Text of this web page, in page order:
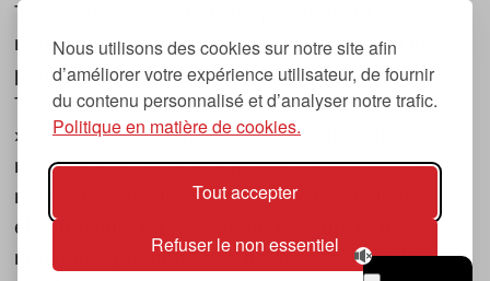
Nous utilisons des cookies sur notre site afin
d’améliorer votre expérience utilisateur, de fournir
du contenu personnalisé et d’analyser notre trafic.
Politique en matière de cookies.
Tout accepter
Refuser le non essentiel
Tsugi est un mensuel indépendant sur la
musique et les nouvelles tendances, dont la
première parution date de 2007.
Tsugi en japonais signifie « prochain », « suivant
», ce qui correspond à la thématique du
magazine, à l’affût des nouvelles tendances
musicales, qu’elles viennent de la musique
électronique, du rock ou du hip hop, et des
nouveaux phénomènes de société liés à la